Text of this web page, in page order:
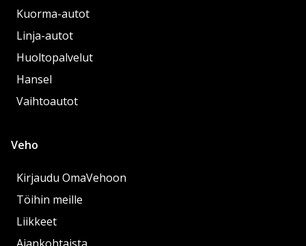
Kuorma-autot
Linja-autot
Huoltopalvelut
Hansel
Vaihtoautot
Veho
Kirjaudu OmaVehoon
Töihin meille
Liikkeet